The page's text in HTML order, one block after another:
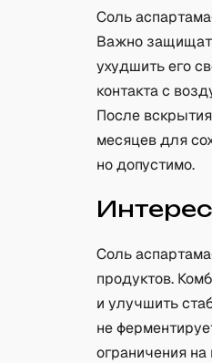
Соль
Важно
ухудшить его
контакта с
После
месяцев для
но допустимо.
Соль
продуктов.
и улучшить
не
ограничения